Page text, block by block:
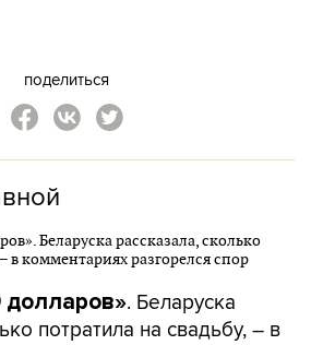
поделиться
. Беларуска
потратила на свадьбу, – в